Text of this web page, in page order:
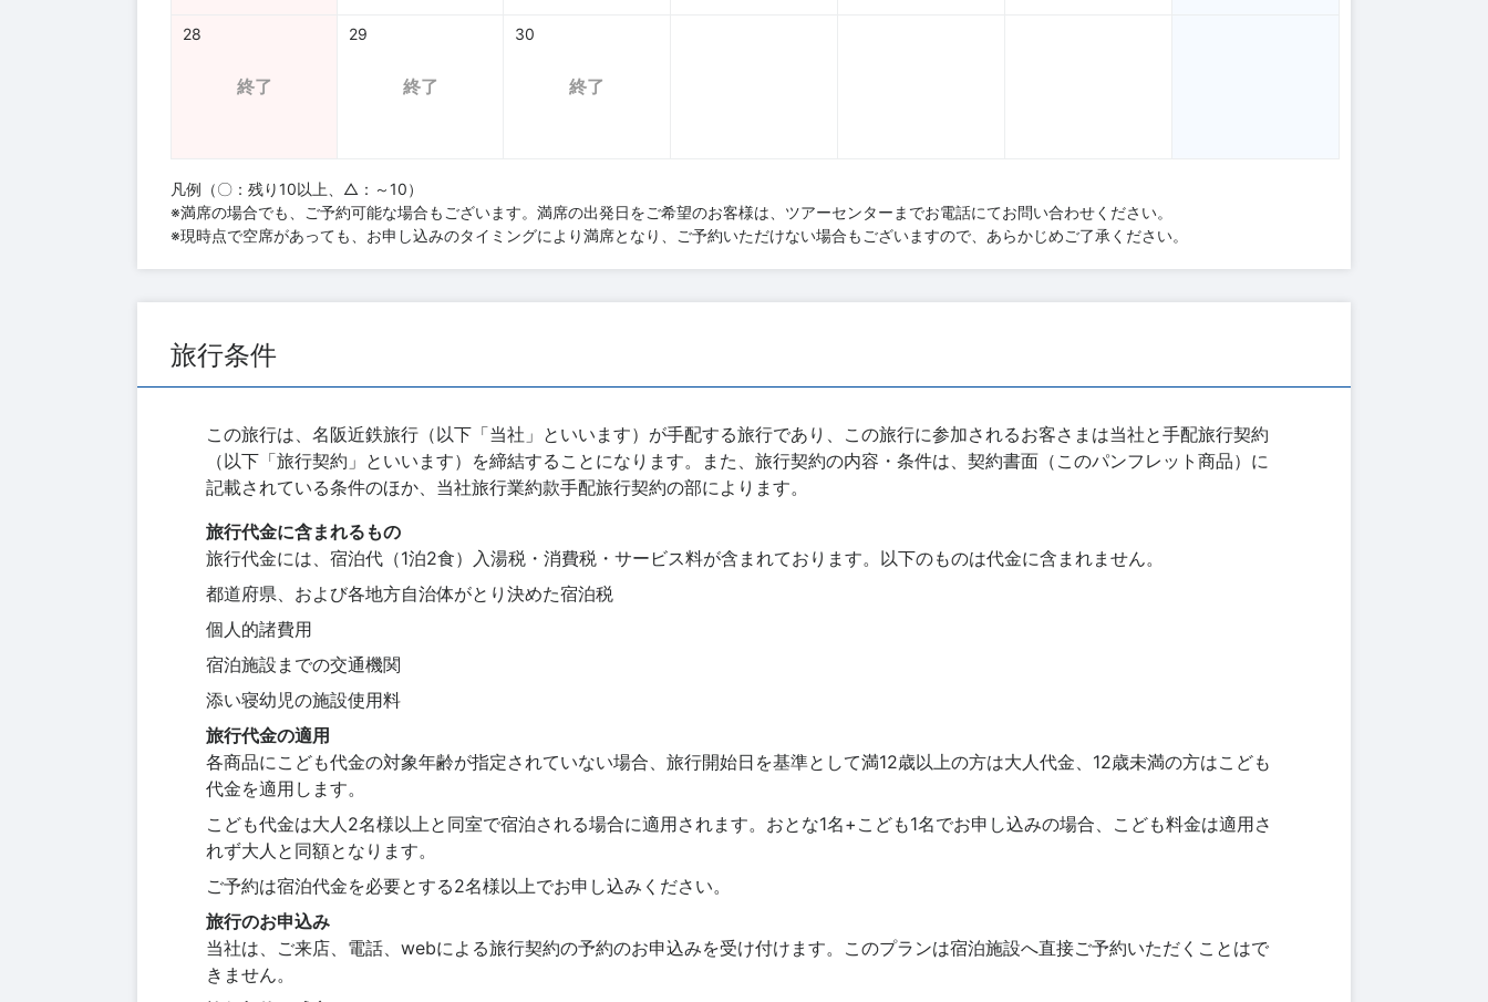
28
終了
29
終了
30
終了
凡例（〇：残り10以上、△：～10）
※満席の場合でも、ご予約可能な場合もございます。満席の出発日をご希望のお客様は、ツアーセンターまでお電話にてお問い合わせください。
※現時点で空席があっても、お申し込みのタイミングにより満席となり、ご予約いただけない場合もございますので、あらかじめご了承ください。
旅行条件
この旅行は、名阪近鉄旅行（以下「当社」といいます）が手配する旅行であり、この旅行に参加されるお客さまは当社と手配旅行契約
（以下「旅行契約」といいます）を締結することになります。また、旅行契約の内容・条件は、契約書面（このパンフレット商品）に
記載されている条件のほか、当社旅行業約款手配旅行契約の部によります。
旅行代金に含まれるもの
旅行代金には、宿泊代（1泊2食）入湯税・消費税・サービス料が含まれております。以下のものは代金に含まれません。
都道府県、および各地方自治体がとり決めた宿泊税
個人的諸費用
宿泊施設までの交通機関
添い寝幼児の施設使用料
旅行代金の適用
各商品にこども代金の対象年齢が指定されていない場合、旅行開始日を基準として満12歳以上の方は大人代金、12歳未満の方はこども
代金を適用します。
こども代金は大人2名様以上と同室で宿泊される場合に適用されます。おとな1名+こども1名でお申し込みの場合、こども料金は適用さ
れず大人と同額となります。
ご予約は宿泊代金を必要とする2名様以上でお申し込みください。
旅行のお申込み
当社は、ご来店、電話、webによる旅行契約の予約のお申込みを受け付けます。このプランは宿泊施設へ直接ご予約いただくことはで
きません。